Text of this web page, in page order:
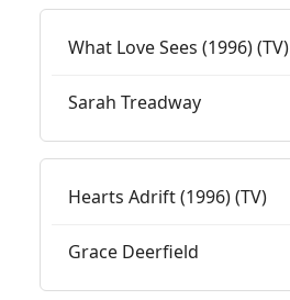
What Love Sees (1996) (TV)
Sarah Treadway
Hearts Adrift (1996) (TV)
Grace Deerfield